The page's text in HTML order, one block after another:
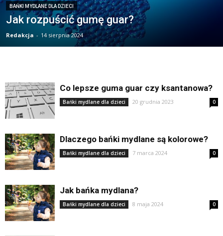
BAŃKI MYDLANE DLA DZIECI
Jak rozpuścić gumę guar?
Redakcja - 14 sierpnia 2024
Co lepsze guma guar czy ksantanowa?
Bańki mydlane dla dzieci 20 grudnia 2023 0
Dlaczego bańki mydlane są kolorowe?
Bańki mydlane dla dzieci 7 marca 2024 0
Jak bańka mydlana?
Bańki mydlane dla dzieci 8 maja 2024 0